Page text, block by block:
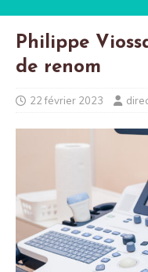
Philippe
de renom
22 février 2023